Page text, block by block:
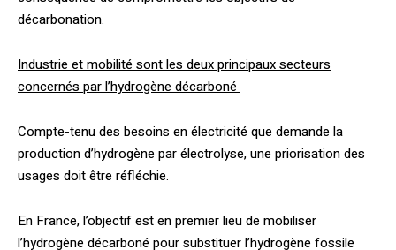
décarbonation.
Industrie et mobilité sont les deux principaux secteurs
concernés par l’hydrogène décarboné
Compte-tenu des besoins en électricité que demande la
production d’hydrogène par électrolyse, une priorisation des
usages doit être réfléchie.
En France, l’objectif est en premier lieu de mobiliser
l’hydrogène décarboné pour substituer l’hydrogène fossile